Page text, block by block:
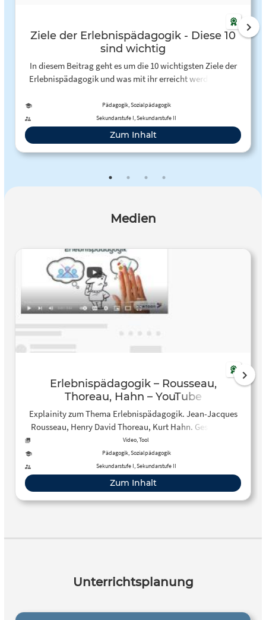
Ziele der Erlebnispädagogik - Diese 10
sind wichtig
In diesem Beitrag geht es um die 10 wichtigsten Ziele der
Erlebnispädagogik und was mit ihr erreicht werden kann
Pädagogik, Sozialpädagogik
Sekundarstufe I, Sekundarstufe II
Zum Inhalt
Medien
Erlebnispädagogik – Rousseau,
Thoreau, Hahn – YouTube
Explainity zum Thema Erlebnispädagogik. Jean-Jacques
Rousseau, Henry David Thoreau, Kurt Hahn. Geschichte
der Erlebnispädagogik, moderne Erlebnispädagogik.
Video, Tool
Pädagogik, Sozialpädagogik
Sekundarstufe I, Sekundarstufe II
Zum Inhalt
Unterrichtsplanung